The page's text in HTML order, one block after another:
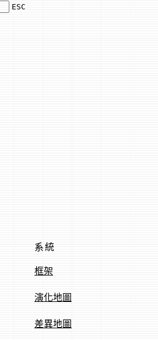
Use arrow keys to navigate results,
ESC
系統
框架
演化地圖
差異地圖